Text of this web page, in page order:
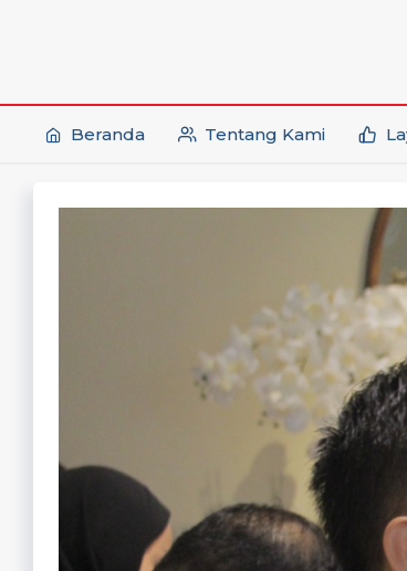
Beranda Tentang Kami